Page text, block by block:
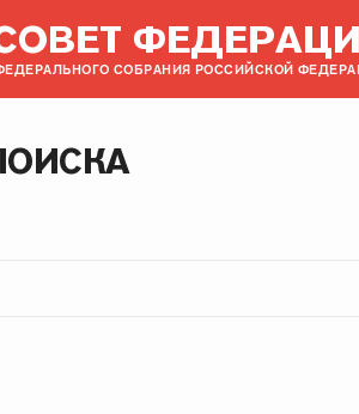
СОБРАНИЯ РОССИЙСКОЙ